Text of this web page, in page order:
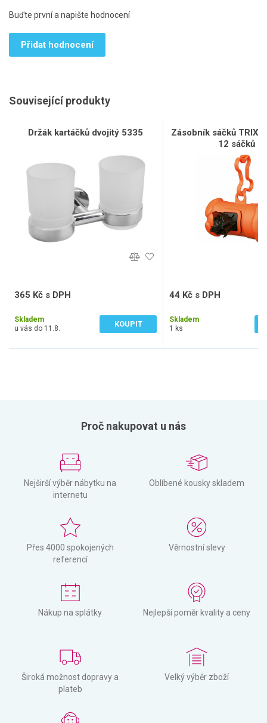
Buďte první a napište hodnocení
Přidat hodnocení
Související produkty
Držák kartáčků dvojitý 5335
365 Kč s DPH
Skladem
u vás do 11.8.
KOUPIT
Zásobník sáčků
12 sáčků L
44 Kč s DPH
Skladem
1 ks
Proč nakupovat u nás
Nejširší výběr nábytku na
internetu
Oblíbené kousky skladem
Přes 4000 spokojených
referencí
Věrnostní slevy
Nákup na splátky Nejlepší poměr kvality a ceny
Široká možnost dopravy a
plateb
Velký výběr zboží